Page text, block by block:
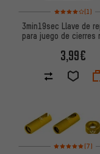
Valoración(1)
3min19sec Llave de
para juego de cierres
3,99€
Valoración(7)